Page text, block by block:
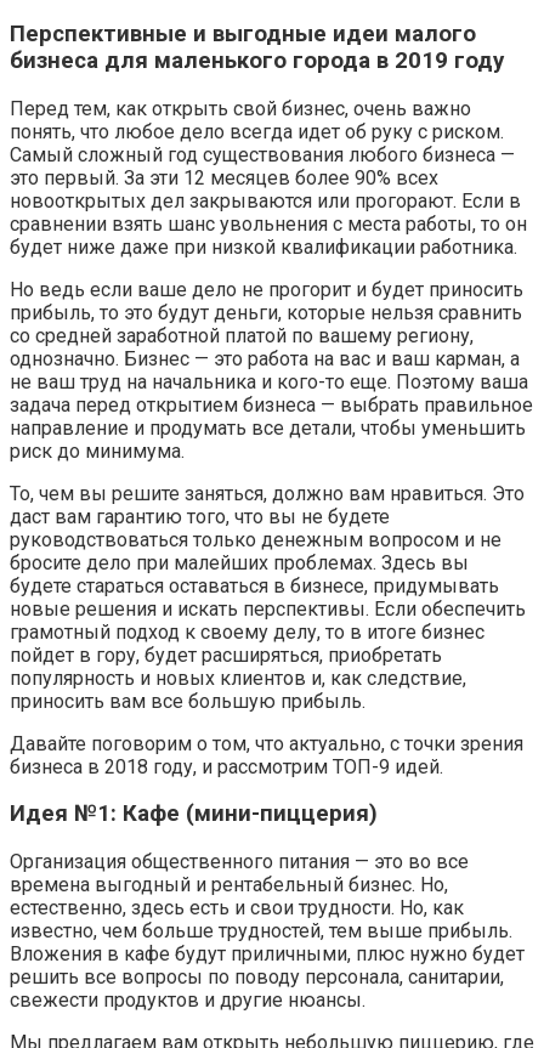
Перспективные и выгодные идеи малого
бизнеса для маленького города в 2019 году
Перед тем, как открыть свой бизнес, очень важно
понять, что любое дело всегда идет об руку с риском.
Самый сложный год существования любого бизнеса —
это первый. За эти 12 месяцев более 90% всех
новооткрытых дел закрываются или прогорают. Если в
сравнении взять шанс увольнения с места работы, то он
будет ниже даже при низкой квалификации работника.
Но ведь если ваше дело не прогорит и будет приносить
прибыль, то это будут деньги, которые нельзя сравнить
со средней заработной платой по вашему региону,
однозначно. Бизнес — это работа на вас и ваш карман, а
не ваш труд на начальника и кого-то еще. Поэтому ваша
задача перед открытием бизнеса — выбрать правильное
направление и продумать все детали, чтобы уменьшить
риск до минимума.
То, чем вы решите заняться, должно вам нравиться. Это
даст вам гарантию того, что вы не будете
руководствоваться только денежным вопросом и не
бросите дело при малейших проблемах. Здесь вы
будете стараться оставаться в бизнесе, придумывать
новые решения и искать перспективы. Если обеспечить
грамотный подход к своему делу, то в итоге бизнес
пойдет в гору, будет расширяться, приобретать
популярность и новых клиентов и, как следствие,
приносить вам все большую прибыль.
Давайте поговорим о том, что актуально, с точки зрения
бизнеса в 2018 году, и рассмотрим ТОП-9 идей.
Идея №1: Кафе (мини-пиццерия)
Организация общественного питания — это во все
времена выгодный и рентабельный бизнес. Но,
естественно, здесь есть и свои трудности. Но, как
известно, чем больше трудностей, тем выше прибыль.
Вложения в кафе будут приличными, плюс нужно будет
решить все вопросы по поводу персонала, санитарии,
свежести продуктов и другие нюансы.
Мы предлагаем вам открыть небольшую пиццерию, где